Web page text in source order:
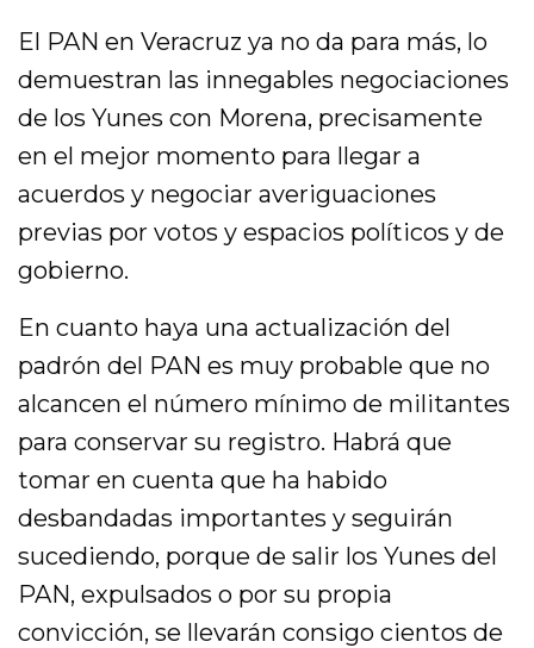
El PAN en Veracruz ya no da para más, lo
demuestran las innegables negociaciones
de los Yunes con Morena, precisamente
en el mejor momento para llegar a
acuerdos y negociar averiguaciones
previas por votos y espacios políticos y de
gobierno.
En cuanto haya una actualización del
padrón del PAN es muy probable que no
alcancen el número mínimo de militantes
para conservar su registro. Habrá que
tomar en cuenta que ha habido
desbandadas importantes y seguirán
sucediendo, porque de salir los Yunes del
PAN, expulsados o por su propia
convicción, se llevarán consigo cientos de